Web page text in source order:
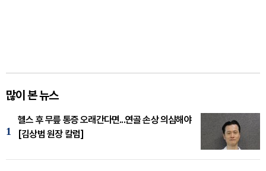
많이 본 뉴스
1
헬스 후 무릎 통증 오래간다면...연골 손상 의심해야
[김상범 원장 칼럼]